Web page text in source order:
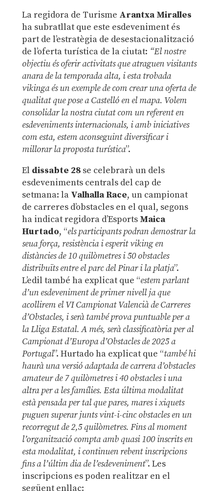
La regidora de Turisme Arantxa Miralles
ha subratllat que este esdeveniment és
part de l’estratègia de desestacionalització
de l’oferta turística de la ciutat: “El nostre
objectiu és oferir activitats que atraguen visitants
anara de la temporada alta, i esta trobada
vikinga és un exemple de com crear una oferta de
qualitat que pose a Castelló en el mapa. Volem
consolidar la nostra ciutat com un referent en
esdeveniments internacionals, i amb iniciatives
com esta, estem aconseguint diversificar i
millorar la proposta turística”.
El dissabte 28se celebrarà un dels
esdeveniments centrals del cap de
setmana: la Valhalla Race, un campionat
de carreres d’obstacles en el qual, segons
ha indicat regidora d’Esports Maica
Hurtado, “els participants podran demostrar la
seua força, resistència i esperit viking en
distàncies de 10 quilòmetres i 50 obstacles
distribuïts entre el parc del Pinar i la platja”.
L’edil també ha explicat que “estem parlant
d’un esdeveniment de primer nivell ja que
acollirem el VI Campionat Valencià de Carreres
d’Obstacles, i serà també prova puntuable per a
la Lliga Estatal. A més, serà classificatòria per al
Campionat d’Europa d’Obstacles de 2025 a
Portugal”. Hurtado ha explicat que “també hi
haurà una versió adaptada de carrera d’obstacles
amateur de 7 quilòmetres i 40 obstacles i una
altra per a les famílies. Esta última modalitat
està pensada per tal que pares, mares i xiquets
puguen superar junts vint-i-cinc obstacles en un
recorregut de 2,5 quilòmetres. Fins al moment
l’organització compta amb quasi 100 inscrits en
esta modalitat, i continuen rebent inscripcions
fins a l’últim dia de l’esdeveniment”. Les
inscripcions es poden realitzar en el
següent enllaç: